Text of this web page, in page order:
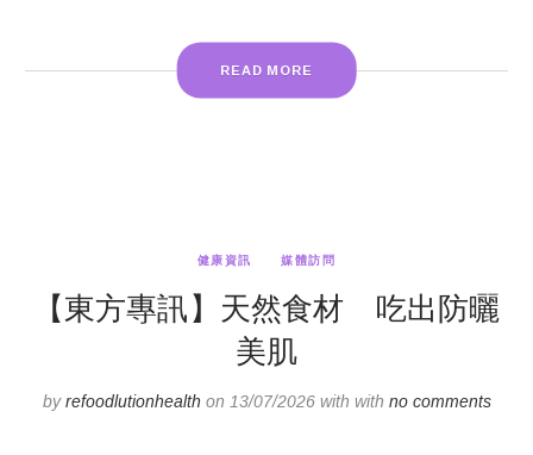
READ MORE
健康資訊 媒體訪問
【東方專訊】天然食材 吃出防曬
美肌
byrefoodlutionhealth on 13/07/2026 with with no comments